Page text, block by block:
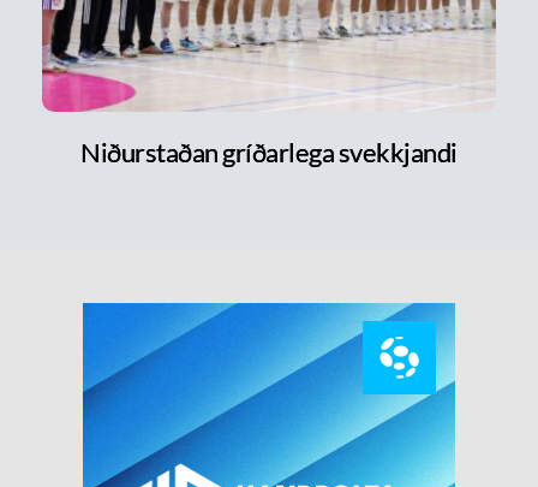
Niðurstaðan gríðarlega svekkjandi